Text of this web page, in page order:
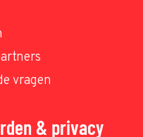
vragen
& privacy